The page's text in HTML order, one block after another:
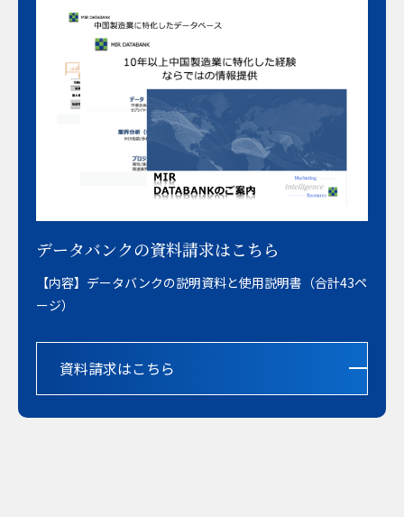
データバンクの資料請求はこちら
【内容】データバンクの説明資料と使用説明書（合計43ペ
ージ）
資料請求はこちら